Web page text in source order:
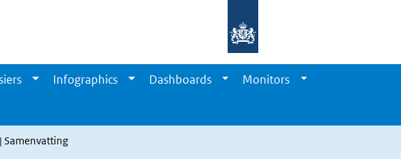
Infographics Dashboards
Monitors
Samenvatting